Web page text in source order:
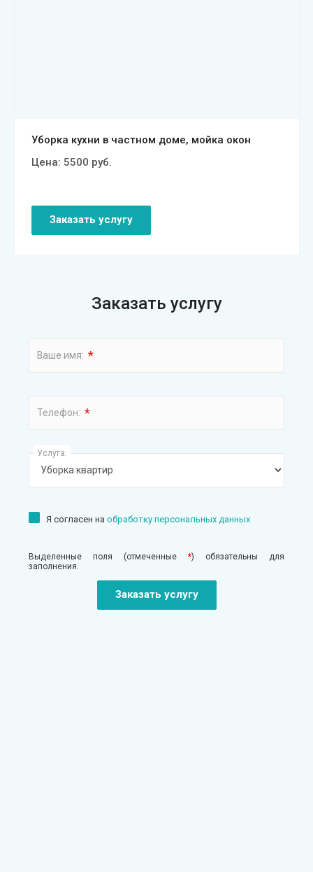
Уборка кухни в частном доме, мойка окон
Цена: 5500 руб.
Заказать услугу
Заказать услугу
Ваше имя: *
Телефон: *
Услуга:
Я согласен на обработку персональных данных
Выделенные поля (отмеченные *) обязательны для
заполнения.